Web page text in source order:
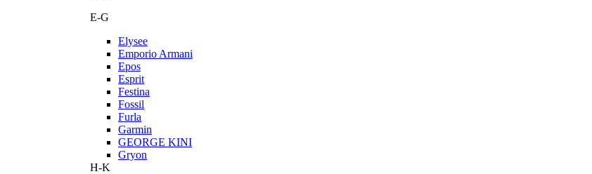
E-G
Elysee
Emporio Armani
Epos
Esprit
Festina
Fossil
Furla
Garmin
GEORGE KINI
Gryon
H-K